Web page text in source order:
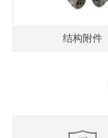
结构附件